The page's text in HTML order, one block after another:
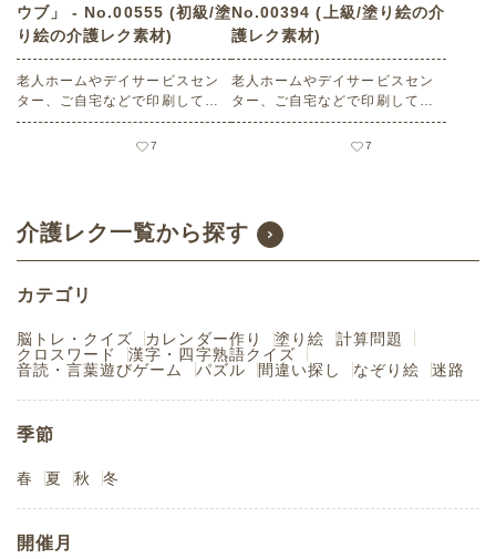
ウブ」 - No.00555 (初級/塗
り絵の介護レク素材)
老人ホームやデイサービスセン
ター、ご自宅などで印刷してお
使いいただける無料の高齢者向
け介護レク素材（塗り絵・初
7
No.00394 (上級/塗り絵の介
護レク素材)
老人ホームやデイサービスセン
ター、ご自宅などで印刷してお
使いいただける無料の高齢者向
け介護レク素材（塗り絵・上
7
介護レク一覧から探す
カテゴリ
脳トレ・クイズ カレンダー作り 塗り絵
計算問題
クロスワード
漢字・四字熟語クイズ
音読・言葉遊びゲーム
パズル 間違い探し なぞり絵 迷路
季節
春 夏 秋 冬
開催月